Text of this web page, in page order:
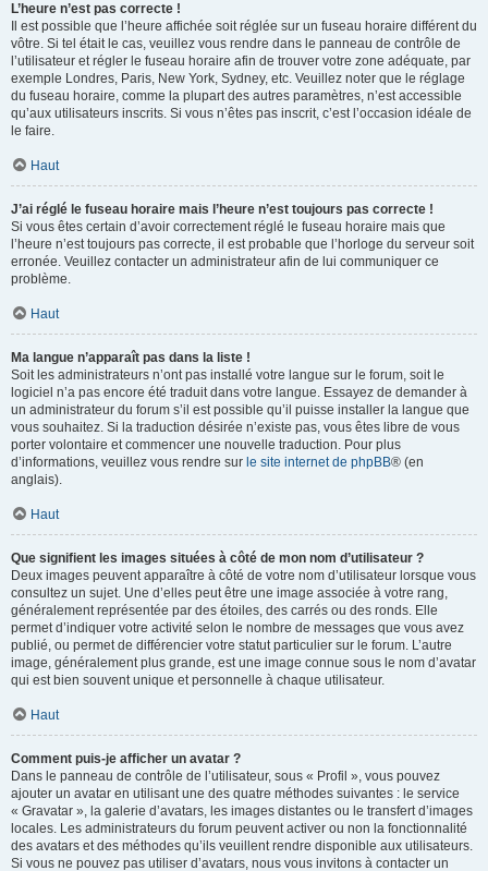
L’heure n’est pas correcte !
Il est possible que l’heure affichée soit réglée sur un fuseau horaire différent du
vôtre. Si tel était le cas, veuillez vous rendre dans le panneau de contrôle de
l’utilisateur et régler le fuseau horaire afin de trouver votre zone adéquate, par
exemple Londres, Paris, New York, Sydney, etc. Veuillez noter que le réglage
du fuseau horaire, comme la plupart des autres paramètres, n’est accessible
qu’aux utilisateurs inscrits. Si vous n’êtes pas inscrit, c’est l’occasion idéale de
le faire.
Haut
J’ai réglé le fuseau horaire mais l’heure n’est toujours pas correcte !
Si vous êtes certain d’avoir correctement réglé le fuseau horaire mais que
l’heure n’est toujours pas correcte, il est probable que l’horloge du serveur soit
erronée. Veuillez contacter un administrateur afin de lui communiquer ce
problème.
Haut
Ma langue n’apparaît pas dans la liste !
Soit les administrateurs n’ont pas installé votre langue sur le forum, soit le
logiciel n’a pas encore été traduit dans votre langue. Essayez de demander à
un administrateur du forum s’il est possible qu’il puisse installer la langue que
vous souhaitez. Si la traduction désirée n’existe pas, vous êtes libre de vous
porter volontaire et commencer une nouvelle traduction. Pour plus
d’informations, veuillez vous rendre sur le site internet de phpBB® (en
anglais).
Haut
Que signifient les images situées à côté de mon nom d’utilisateur ?
Deux images peuvent apparaître à côté de votre nom d’utilisateur lorsque vous
consultez un sujet. Une d’elles peut être une image associée à votre rang,
généralement représentée par des étoiles, des carrés ou des ronds. Elle
permet d’indiquer votre activité selon le nombre de messages que vous avez
publié, ou permet de différencier votre statut particulier sur le forum. L’autre
image, généralement plus grande, est une image connue sous le nom d’avatar
qui est bien souvent unique et personnelle à chaque utilisateur.
Haut
Comment puis-je afficher un avatar ?
Dans le panneau de contrôle de l’utilisateur, sous « Profil », vous pouvez
ajouter un avatar en utilisant une des quatre méthodes suivantes : le service
« Gravatar », la galerie d’avatars, les images distantes ou le transfert d’images
locales. Les administrateurs du forum peuvent activer ou non la fonctionnalité
des avatars et des méthodes qu’ils veuillent rendre disponible aux utilisateurs.
Si vous ne pouvez pas utiliser d’avatars, nous vous invitons à contacter un